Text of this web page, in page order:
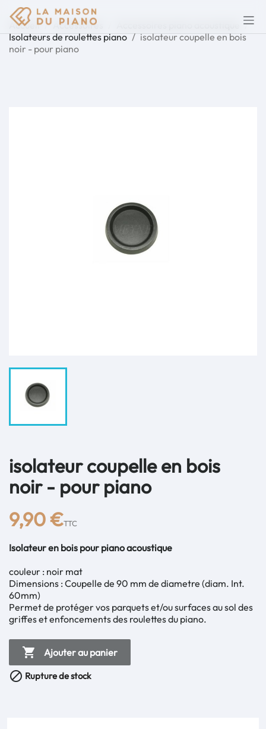
Accueil Accessoires
Isolateurs de roulettes piano
isolateur coupelle en bois
noir - pour piano
isolateur coupelle en bois
noir - pour piano
9,90 €TTC
Isolateur en bois pour piano acoustique
couleur : noir mat
Dimensions : Coupelle de 90 mm de diametre (diam. Int.
60mm)
Permet de protéger vos parquets et/ou surfaces au sol des
griffes et enfoncements des roulettes du piano.
 Ajouter au panier
 Rupture de stock